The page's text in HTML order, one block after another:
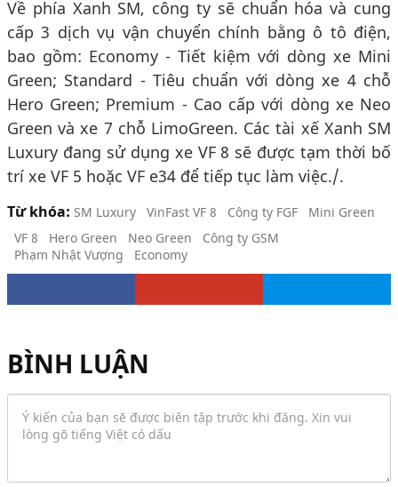
Về phía Xanh SM, công ty sẽ chuẩn hóa và cung
cấp 3 dịch vụ vận chuyển chính bằng ô tô điện,
bao gồm: Economy - Tiết kiệm với dòng xe Mini
Green; Standard - Tiêu chuẩn với dòng xe 4 chỗ
Hero Green; Premium - Cao cấp với dòng xe Neo
Green và xe 7 chỗ LimoGreen. Các tài xế Xanh SM
Luxury đang sử dụng xe VF 8 sẽ được tạm thời bố
trí xe VF 5 hoặc VF e34 để tiếp tục làm việc./.
Từ khóa: SM Luxury VinFast VF 8 Công ty FGF
Mini Green
VF 8
Hero Green Neo Green
Công ty GSM
Phạm Nhật Vượng
Economy
BÌNH LUẬN